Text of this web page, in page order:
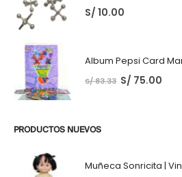
S/ 10.00
Album Pepsi Card
S/83.33 S/ 75.00
PRODUCTOS NUEVOS
Muñeca Sonricita |